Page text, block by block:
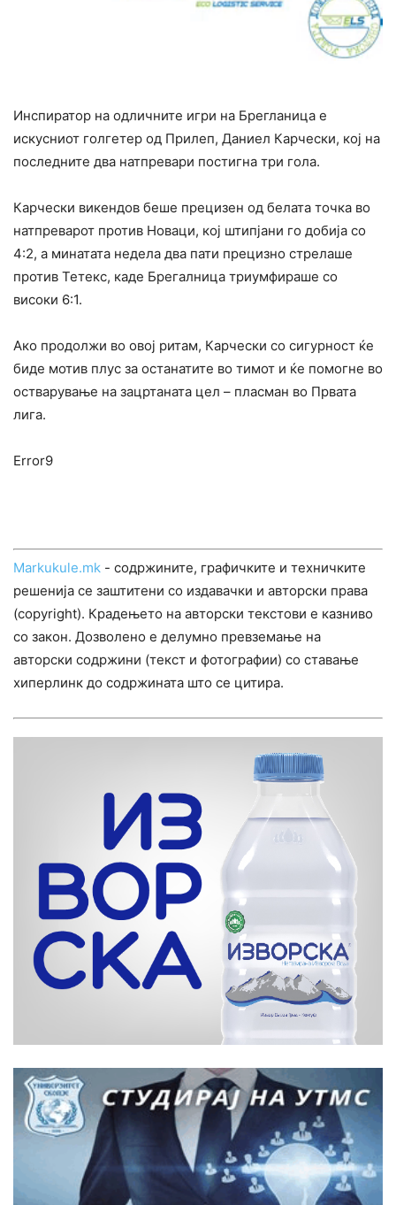
Инспиратор на одличните игри на Брегланица е
искусниот голгетер од Прилеп, Даниел Карчески, кој на
последните два натпревари постигна три гола.
Карчески викендов беше прецизен од белата точка во
натпреварот против Новаци, кој штипјани го добија со
4:2, а минатата недела два пати прецизно стрелаше
против Тетекс, каде Брегалница триумфираше со
високи 6:1.
Ако продолжи во овој ритам, Карчески со сигурност ќе
биде мотив плус за останатите во тимот и ќе помогне во
остварување на зацртаната цел – пласман во Првата
лига.
Error9
Markukule.mk - содржините, графичките и техничките
решенија се заштитени со издавачки и авторски права
(copyright). Крадењето на авторски текстови е казниво
со закон. Дозволено е делумно превземање на
авторски содржини (текст и фотографии) со ставање
хиперлинк до содржината што се цитира.